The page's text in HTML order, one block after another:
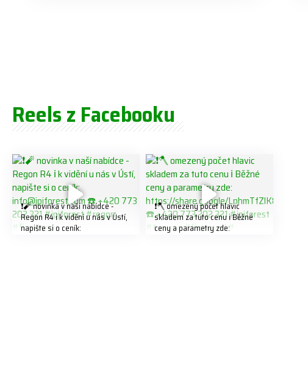
Reels z Facebooku
❗️🧨 novinka v naší nabídce -
Regon R4 ℹ️ k vidění u nás v Ústí,
napište si o ceník:
❗️🪓 omezený počet hlavic
skladem za tuto cenu ℹ️ Běžné
ceny a parametry zde: